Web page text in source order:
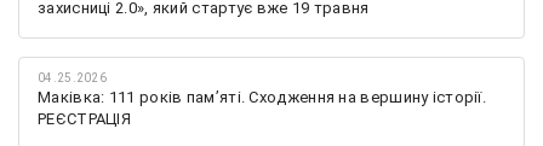
захисниці 2.0», який стартує вже 19 травня
04.25.2026
Маківка: 111 років пам’яті. Сходження на вершину історії.
РЕЄСТРАЦІЯ